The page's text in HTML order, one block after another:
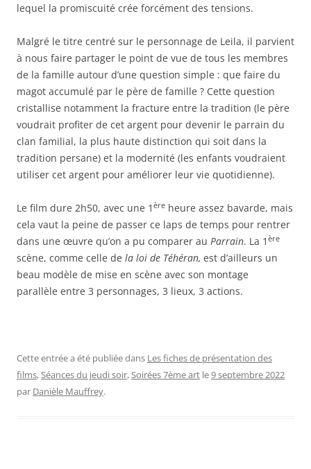
lequel la promiscuité crée forcément des tensions.
Malgré le titre centré sur le personnage de Leila, il parvient
à nous faire partager le point de vue de tous les membres
de la famille autour d’une question simple : que faire du
magot accumulé par le père de famille ? Cette question
cristallise notamment la fracture entre la tradition (le père
voudrait profiter de cet argent pour devenir le parrain du
clan familial, la plus haute distinction qui soit dans la
tradition persane) et la modernité (les enfants voudraient
utiliser cet argent pour améliorer leur vie quotidienne).
Le film dure 2h50, avec une 1 ère heure assez bavarde, mais
cela vaut la peine de passer ce laps de temps pour rentrer
dans une œuvre qu’on a pu comparer au Parrain. La 1 ère
scène, comme celle de la loi de Téhéran, est d’ailleurs un
beau modèle de mise en scène avec son montage
parallèle entre 3 personnages, 3 lieux, 3 actions.
Cette entrée a été publiée dans Les fiches de présentation des
films,Séances du jeudi soir,Soirées 7ème art le9 septembre 2022
par Danièle Mauffrey.